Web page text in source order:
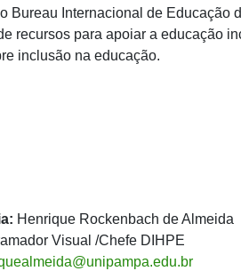
Bureau Internacional de Educação
recursos para apoiar a educação
inclusão na educação.
Henrique Rockenbach de Almeida
Visual /Chefe DIHPE